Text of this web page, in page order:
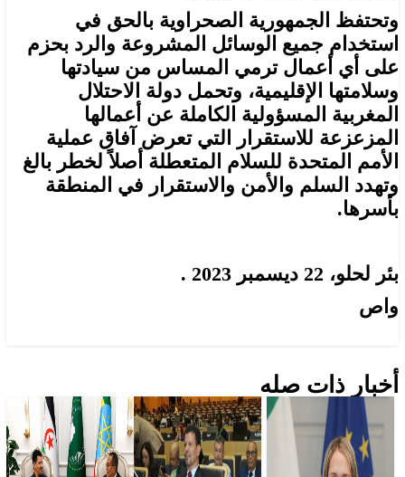
وتحتفظ الجمهورية الصحراوية بالحق في
استخدام جميع الوسائل المشروعة والرد بحزم
على أي أعمال ترمي المساس من سيادتها
وسلامتها الإقليمية، وتحمل دولة الاحتلال
المغربية المسؤولية الكاملة عن أعمالها
المزعزعة للاستقرار التي تعرض آفاق عملية
الأمم المتحدة للسلام المتعطلة أصلاً لخطر بالغ
وتهدد السلم والأمن والاستقرار في المنطقة
بأسرها.
بئر لحلو، 22 ديسمبر 2023 .
واص
أخبار ذات صله